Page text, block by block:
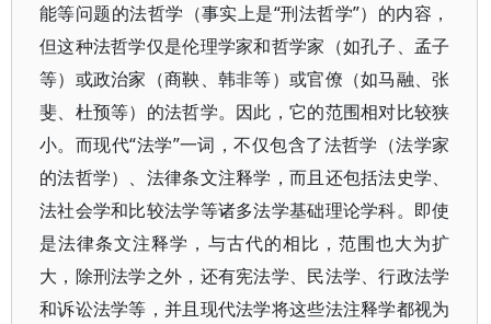
能等问题的法哲学（事实上是“刑法哲学”）的内容，
但这种法哲学仅是伦理学家和哲学家（如孔子、孟子
等）或政治家（商鞅、韩非等）或官僚（如马融、张
斐、杜预等）的法哲学。因此，它的范围相对比较狭
小。而现代“法学”一词，不仅包含了法哲学（法学家
的法哲学）、法律条文注释学，而且还包括法史学、
法社会学和比较法学等诸多法学基础理论学科。即使
是法律条文注释学，与古代的相比，范围也大为扩
大，除刑法学之外，还有宪法学、民法学、行政法学
和诉讼法学等，并且现代法学将这些法注释学都视为